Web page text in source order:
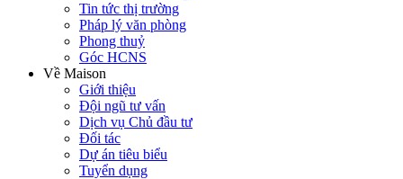
Tin tức thị trường
Pháp lý văn phòng
Phong thuỷ
Góc HCNS
Về Maison
Giới thiệu
Đội ngũ tư vấn
Dịch vụ Chủ đầu tư
Đối tác
Dự án tiêu biểu
Tuyển dụng